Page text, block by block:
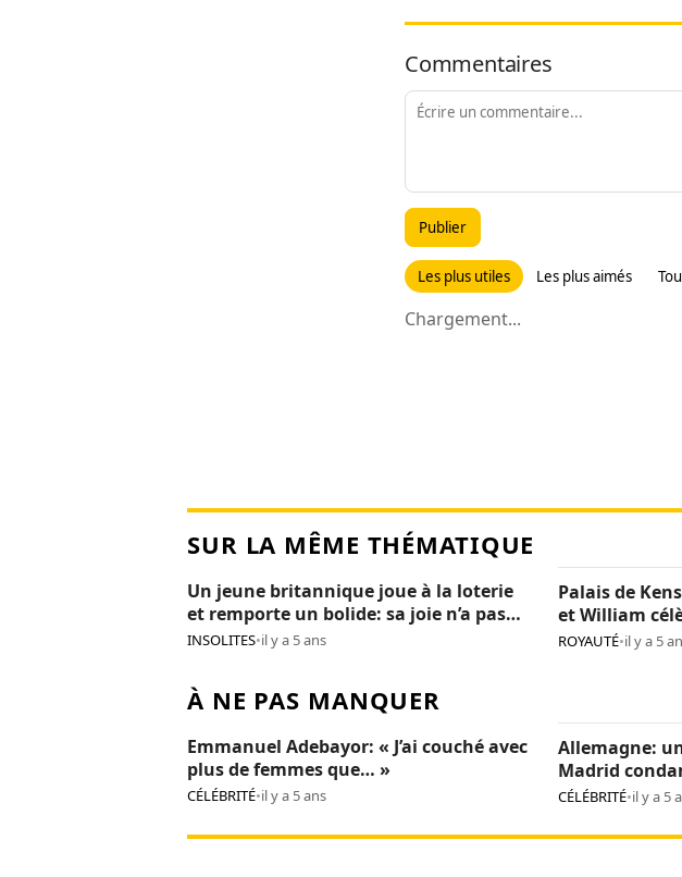
Commentaires
Publier
Les plus utiles Les plus aimés
Chargement...
SUR LA MÊME THÉMATIQUE
Un jeune britannique joue à la loterie
et remporte un bolide: sa joie n’a pas
duré 24H
INSOLITES•il y a 5 ans
Palais de
et William
mariage
ROYAUTÉ•il y a 5
À NE PAS MANQUER
Emmanuel Adebayor: « J’ai couché avec
plus de femmes que… »
CÉLÉBRITÉ•il y a 5 ans
Allemagne:
Madrid
CÉLÉBRITÉ•il y a 5